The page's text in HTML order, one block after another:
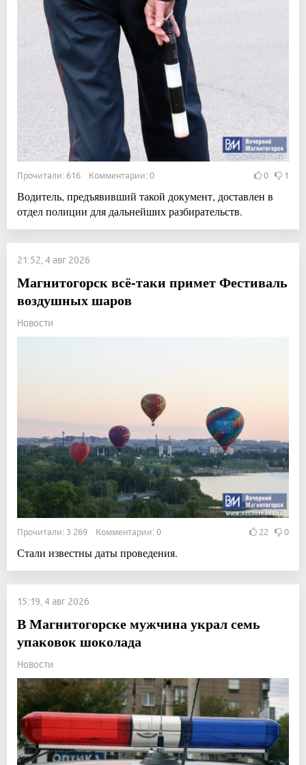
Прочитали: 616 Комментарии: 0 0 1
Водитель, предъявивший такой документ, доставлен в
отдел полиции для дальнейших разбирательств.
21:52, 4 авг 2026
Магнитогорск всё-таки примет Фестиваль
воздушных шаров
Новости
Прочитали: 3 269 Комментарии: 0 22 0
Стали известны даты проведения.
15:19, 4 авг 2026
В Магнитогорске мужчина украл семь
упаковок шоколада
Новости